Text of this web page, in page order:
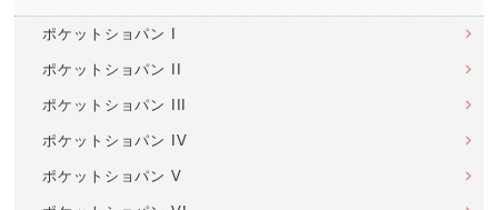
ポケットショパン I
ポケットショパン II
ポケットショパン III
ポケットショパン IV
ポケットショパン V